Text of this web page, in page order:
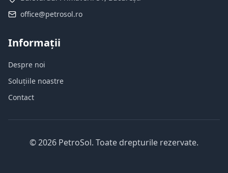
office@petrosol.ro
Informații
Despre noi
Soluțiile noastre
Contact
©2026 PetroSol. Toate drepturile rezervate.